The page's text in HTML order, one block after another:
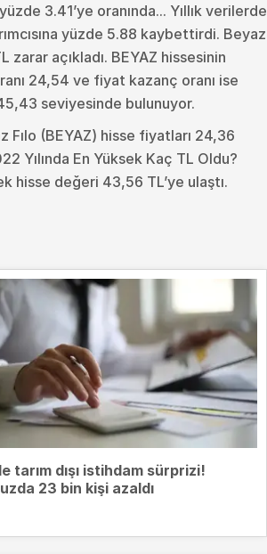
3.41’ye oranında... Yıllık verilerde
yüzde 5.88 kaybettirdi. Beyaz
zarar açıkladı. BEYAZ hissesinin
24,54 ve fiyat kazanç oranı ise
seviyesinde bulunuyor.
Fılo (BEYAZ) hisse fiyatları 24,36
Yılında En Yüksek Kaç TL Oldu?
hisse değeri 43,56 TL’ye ulaştı.
tarım dışı istihdam sürprizi!
23 bin kişi azaldı